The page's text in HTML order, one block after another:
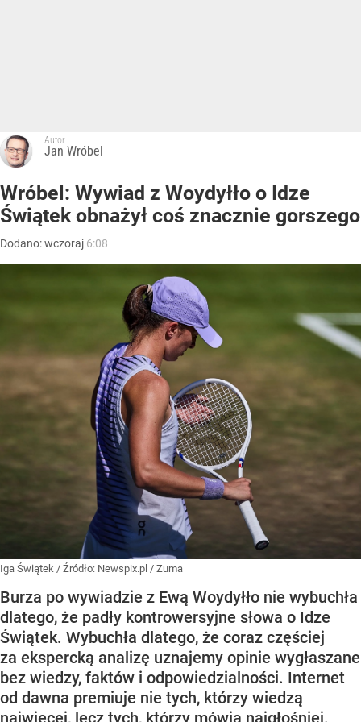
Autor:
Jan Wróbel
Wróbel: Wywiad z Woydyłło o Idze
Świątek obnażył coś znacznie gorszego
Dodano:wczoraj 6:08
Iga Świątek / Źródło: Newspix.pl / Zuma
Burza po wywiadzie z Ewą Woydyłło nie wybuchła
dlatego, że padły kontrowersyjne słowa o Idze
Świątek. Wybuchła dlatego, że coraz częściej
za ekspercką analizę uznajemy opinie wygłaszane
bez wiedzy, faktów i odpowiedzialności. Internet
od dawna premiuje nie tych, którzy wiedzą
najwięcej, lecz tych, którzy mówią najgłośniej.